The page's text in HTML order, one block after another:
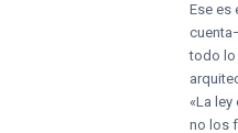
Ese es
todo lo
«La
no los